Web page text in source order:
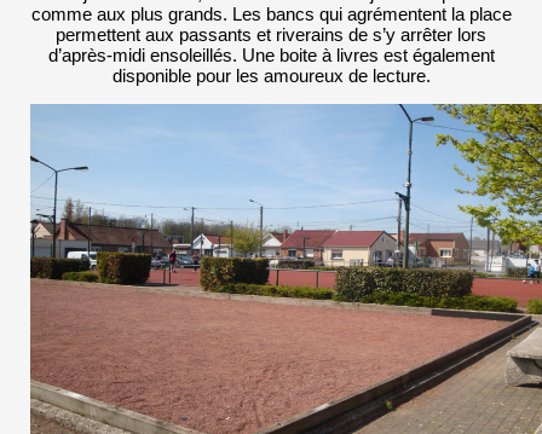
comme aux plus grands. Les bancs qui agrémentent la place
permettent aux passants et riverains de s’y arrêter lors
d’après-midi ensoleillés. Une boite à livres est également
disponible pour les amoureux de lecture.